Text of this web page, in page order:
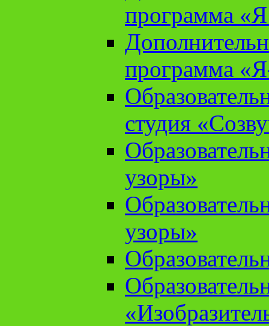
программа «Я
программа
студия
узоры»
узоры»